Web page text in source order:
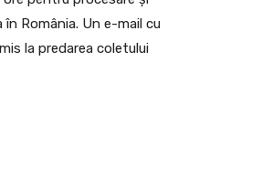
România. Un e-mail cu
la predarea coletului